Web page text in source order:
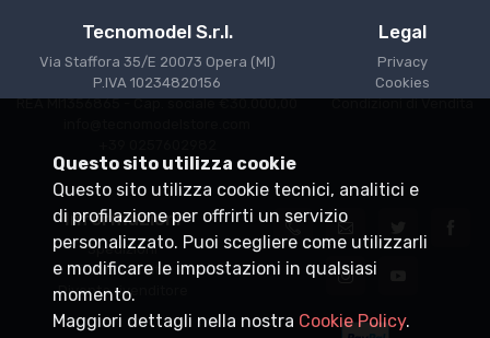
Tecnomodel S.r.l.
Via Staffora 35/E 20073 Opera (MI)
P.IVA 10234820156
REA MI1356865 - Cap. sociale €30.000,00
Legal
Privacy
Cookies
Condizioni di Vendita
Informazioni
Spedizioni
Punti vendita
Diventa rivenditore
Questo sito utilizza cookie
Questo sito utilizza cookie tecnici, analitici e
di profilazione per offrirti un servizio
personalizzato. Puoi scegliere come utilizzarli
e modificare le impostazioni in qualsiasi
momento.
Maggiori dettagli nella nostra Cookie Policy.